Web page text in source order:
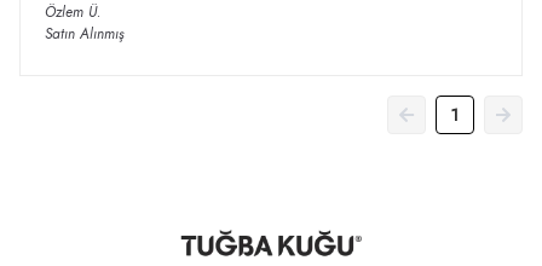
Özlem Ü.
Satın Alınmış
1